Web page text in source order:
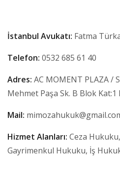
İstanbul Avukatı: Fatma
Telefon: 0532 685 61 40
Adres: AC MOMENT PLAZA /
Mehmet Paşa Sk. B Blok
Mail:
Hizmet Alanları: Ceza
Gayrimenkul Hukuku, İş